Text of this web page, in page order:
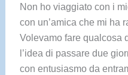
Non ho viaggiato con i
con un’amica che mi ha
Volevamo fare qualcosa
l’idea di passare due
con entusiasmo da